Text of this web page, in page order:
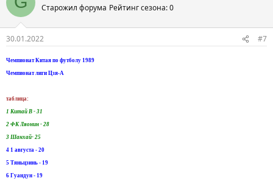
Старожил форума Рейтинг сезона: 0
30.01.2022 #7
Чемпионат Китая по футболу 1989
Чемпионат лиги Цзя-А
таблица:
1 Китай В - 31
2 ФК Ляонин - 28
3 Шанхай- 25
4 1 августа - 20
5 Тяньцзинь - 19
6 Гуандун - 19